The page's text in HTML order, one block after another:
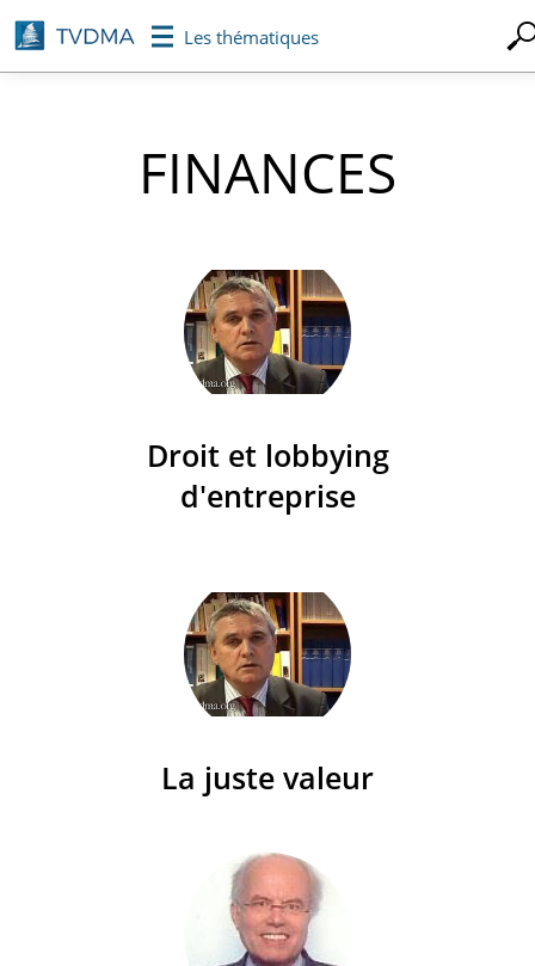
Aller
au
contenu
Les thématiques
FINANCES
Droit et lobbying
d'entreprise
La juste valeur